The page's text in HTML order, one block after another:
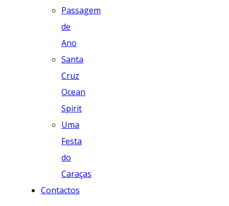
Passagem
de
Ano
Santa
Cruz
Ocean
Spirit
Uma
Festa
do
Caraças
Contactos